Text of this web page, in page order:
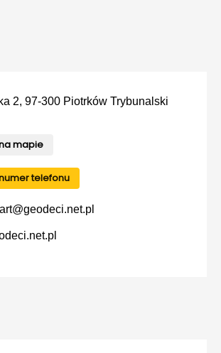
2, 97-300 Piotrków Trybunalski
mapie
telefonu